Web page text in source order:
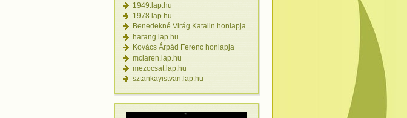
1949.lap.hu
1978.lap.hu
Benedekné Virág Katalin honlapja
harang.lap.hu
Kovács Árpád Ferenc honlapja
mclaren.lap.hu
mezocsat.lap.hu
sztankayistvan.lap.hu